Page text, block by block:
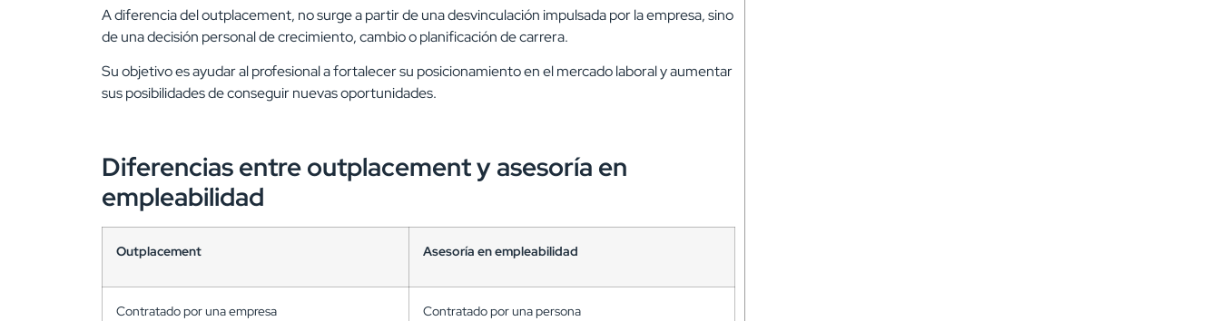
A diferencia del outplacement, no surge a partir de una desvinculación impulsada por la empresa, sino
de una decisión personal de crecimiento, cambio o planificación de carrera.
Su objetivo es ayudar al profesional a fortalecer su posicionamiento en el mercado laboral y aumentar
sus posibilidades de conseguir nuevas oportunidades.
Diferencias entre outplacement y asesoría en
empleabilidad
Outplacement Asesoría en empleabilidad
Contratado por una empresa Contratado por una persona